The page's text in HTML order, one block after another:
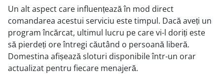
Un alt aspect care influențează în mod direct
comandarea acestui serviciu este timpul. Dacă aveți un
program încărcat, ultimul lucru pe care vi-l doriți este
să pierdeți ore întregi căutând o persoană liberă.
Domestina afișează sloturi disponibile într-un orar
actualizat pentru fiecare menajeră.